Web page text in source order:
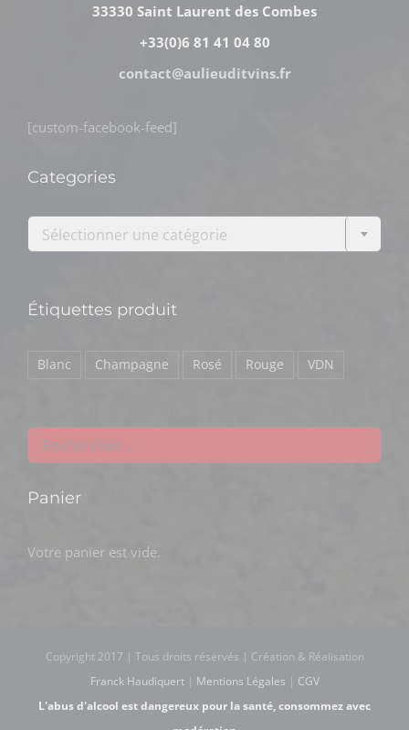
33330 Saint Laurent des Combes
+33(0)6 81 41 04 80
contact@aulieuditvins.fr
[custom-facebook-feed]
Categories
Sélectionner une catégorie
Étiquettes produit
Blanc Champagne Rosé Rouge VDN
Panier
Votre panier est vide.
Copyright 2017 | Tous droits réservés | Création & Réalisation
Franck Haudiquert| Mentions Légales | CGV
L'abus d'alcool est dangereux pour la santé, consommez avec